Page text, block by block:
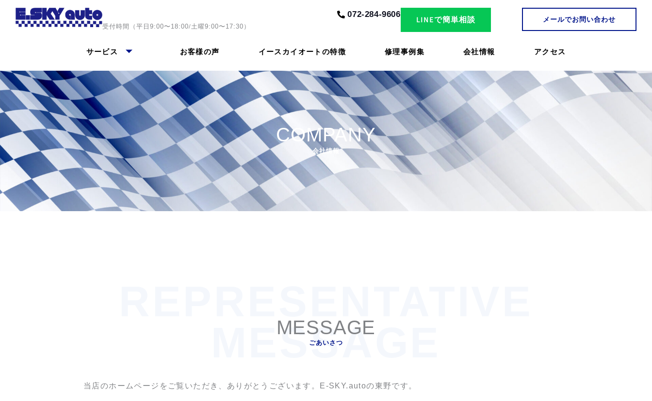
ッ
プ
072-284-9606
受付時間（平日9:00〜18:00/土曜9:00〜17:30 ）
LINEで簡単相談 メールでお問い合わせ
サービス お客様の声 イースカイオートの特徴 修理事例集 会社情報 アクセス
COMPANY
会社情報
MESSAGE
MESSAGE
ごあいさつ
当店のホームページをご覧いただき、ありがとうございます。 E-SKY.autoの東野です。